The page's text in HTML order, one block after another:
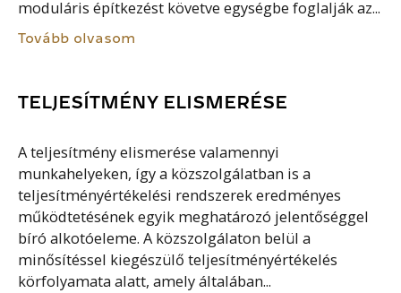
moduláris építkezést követve egységbe foglalják az...
Tovább olvasom
TELJESÍTMÉNY ELISMERÉSE
A teljesítmény elismerése valamennyi
munkahelyeken, így a közszolgálatban is a
teljesítményértékelési rendszerek eredményes
működtetésének egyik meghatározó jelentőséggel
bíró alkotóeleme. A közszolgálaton belül a
minősítéssel kiegészülő teljesítményértékelés
körfolyamata alatt, amely általában...